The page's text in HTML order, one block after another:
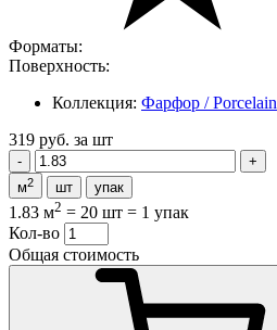
Форматы:
Поверхность:
Коллекция: Фарфор / Porcelain
319 руб. за шт
м2 шт упак
1.83 м2 = 20 шт = 1 упак
Кол-во
Общая стоимость